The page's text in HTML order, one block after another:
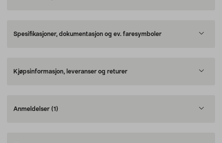
Spesifikasjoner, dokumentasjon og ev. faresymboler
Kjøpsinformasjon, leveranser og returer
Anmeldelser (1)